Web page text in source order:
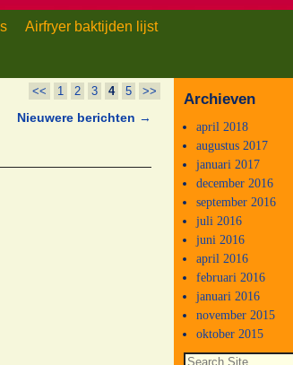
Airfryer baktijden lijst
<< 1 2 3 4 5 >>
Nieuwere berichten →
Archieven
april 2018
augustus 2017
januari 2017
december 2016
september 2016
juli 2016
juni 2016
april 2016
februari 2016
januari 2016
november 2015
oktober 2015